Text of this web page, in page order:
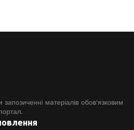
матеріалів обов'язковим